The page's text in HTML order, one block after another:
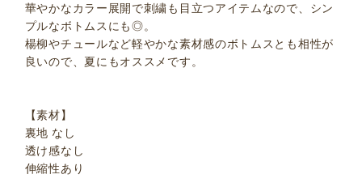
華やかなカラー展開で刺繍も目立つアイテムなので、シン
プルなボトムスにも◎。
楊柳やチュールなど軽やかな素材感のボトムスとも相性が
良いので、夏にもオススメです。
【素材】
裏地 なし
透け感なし
伸縮性あり